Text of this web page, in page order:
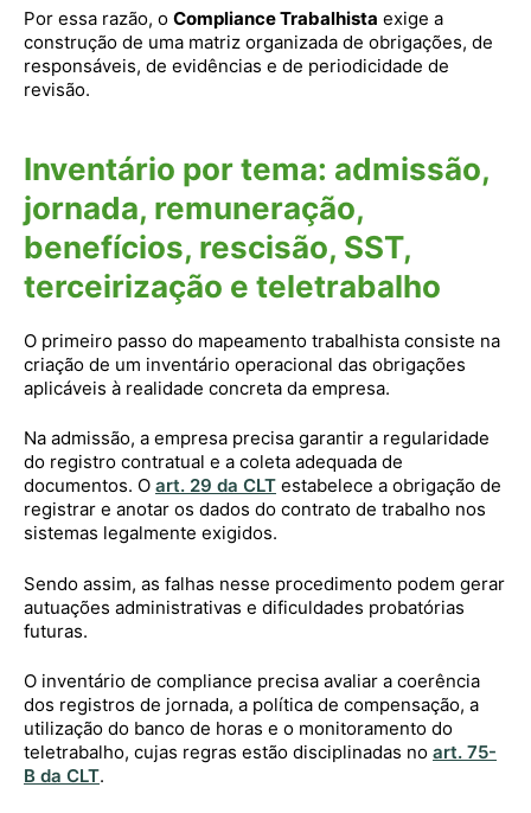
Por essa razão, o Compliance Trabalhista exige a
construção de uma matriz organizada de obrigações, de
responsáveis, de evidências e de periodicidade de
revisão.
Inventário por tema: admissão,
jornada, remuneração,
benefícios, rescisão, SST,
terceirização e teletrabalho
O primeiro passo do mapeamento trabalhista consiste na
criação de um inventário operacional das obrigações
aplicáveis à realidade concreta da empresa.
Na admissão, a empresa precisa garantir a regularidade
do registro contratual e a coleta adequada de
documentos. O art. 29 da CLT estabelece a obrigação de
registrar e anotar os dados do contrato de trabalho nos
sistemas legalmente exigidos.
Sendo assim, as falhas nesse procedimento podem gerar
autuações administrativas e dificuldades probatórias
futuras.
O inventário de compliance precisa avaliar a coerência
dos registros de jornada, a política de compensação, a
utilização do banco de horas e o monitoramento do
teletrabalho, cujas regras estão disciplinadas no art. 75-
B da CLT.